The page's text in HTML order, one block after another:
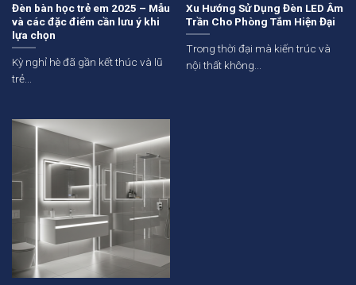
Đèn bàn học trẻ em 2025 – Mẫu
và các đặc điểm cần lưu ý khi
lựa chọn
Kỳ nghỉ hè đã gần kết thúc và lũ
trẻ...
Xu Hướng Sử Dụng Đèn LED Âm
Trần Cho Phòng Tắm Hiện Đại
Trong thời đại mà kiến trúc và
nội thất không...